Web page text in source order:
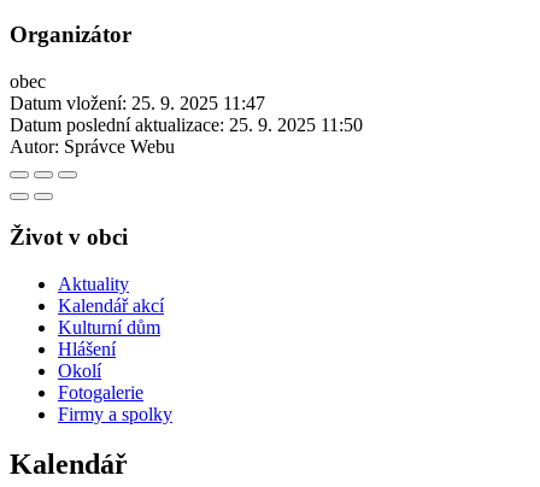
Organizátor
obec
Datum vložení: 25. 9. 2025 11:47
Datum poslední aktualizace: 25. 9. 2025 11:50
Autor: Správce Webu
Život v obci
Aktuality
Kalendář akcí
Kulturní dům
Hlášení
Okolí
Fotogalerie
Firmy a spolky
Kalendář